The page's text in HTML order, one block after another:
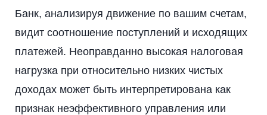
Банк, анализируя движение по вашим счетам,
видит соотношение поступлений и исходящих
платежей. Неоправданно высокая налоговая
нагрузка при относительно низких чистых
доходах может быть интерпретирована как
признак неэффективного управления или